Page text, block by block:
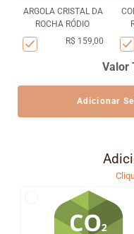
ARGOLA CRISTAL DA
ROCHA RÓDIO
R$ 159,00
Valor
Adicionar